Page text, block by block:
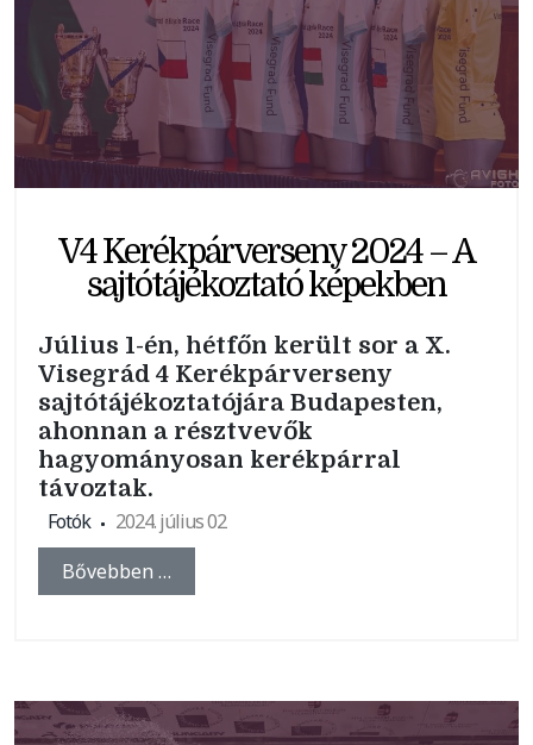
V4 Kerékpárverseny 2024 – A
sajtótájékoztató képekben
Július 1-én, hétfőn került sor a X.
Visegrád 4 Kerékpárverseny
sajtótájékoztatójára Budapesten,
ahonnan a résztvevők
hagyományosan kerékpárral
távoztak.
Fotók
2024. július 02
Bővebben …